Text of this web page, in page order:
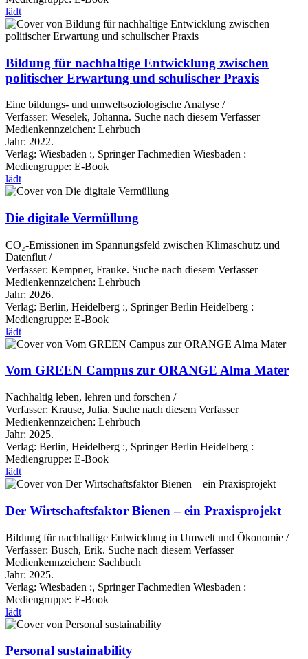
lädt
Bildung für nachhaltige Entwicklung zwischen
politischer Erwartung und schulischer Praxis
Eine bildungs- und umweltsoziologische Analyse /
Verfasser: Weselek, Johanna. Suche nach diesem Verfasser
Medienkennzeichen: Lehrbuch
Jahr: 2022.
Verlag: Wiesbaden :, Springer Fachmedien Wiesbaden :
Mediengruppe: E-Book
lädt
Die digitale Vermüllung
CO₂-Emissionen im Spannungsfeld zwischen Klimaschutz und
Datenflut /
Verfasser: Kempner, Frauke. Suche nach diesem Verfasser
Medienkennzeichen: Lehrbuch
Jahr: 2026.
Verlag: Berlin, Heidelberg :, Springer Berlin Heidelberg :
Mediengruppe: E-Book
lädt
Vom GREEN Campus zur ORANGE Alma Mater
Nachhaltig leben, lehren und forschen /
Verfasser: Krause, Julia. Suche nach diesem Verfasser
Medienkennzeichen: Lehrbuch
Jahr: 2025.
Verlag: Berlin, Heidelberg :, Springer Berlin Heidelberg :
Mediengruppe: E-Book
lädt
Der Wirtschaftsfaktor Bienen – ein Praxisprojekt
Bildung für nachhaltige Entwicklung in Umwelt und Ökonomie /
Verfasser: Busch, Erik. Suche nach diesem Verfasser
Medienkennzeichen: Sachbuch
Jahr: 2025.
Verlag: Wiesbaden :, Springer Fachmedien Wiesbaden :
Mediengruppe: E-Book
lädt
Personal sustainability